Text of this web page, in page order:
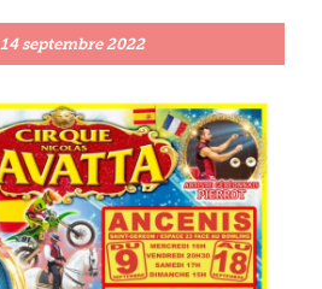
14 septembre 2022